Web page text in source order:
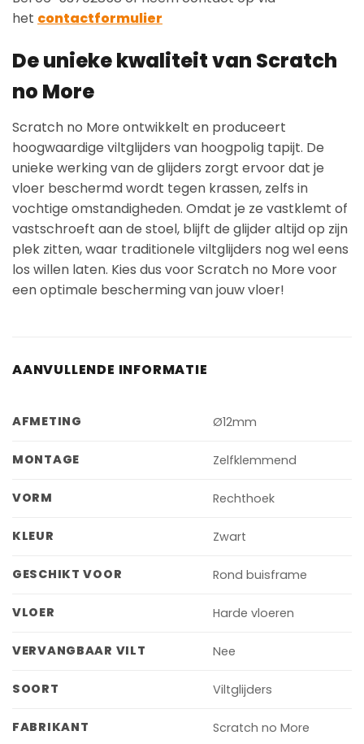
het contactformulier
De unieke kwaliteit van Scratch
no More
Scratch no More ontwikkelt en produceert
hoogwaardige viltglijders van hoogpolig tapijt. De
unieke werking van de glijders zorgt ervoor dat je
vloer beschermd wordt tegen krassen, zelfs in
vochtige omstandigheden. Omdat je ze vastklemt of
vastschroeft aan de stoel, blijft de glijder altijd op zijn
plek zitten, waar traditionele viltglijders nog wel eens
los willen laten. Kies dus voor Scratch no More voor
een optimale bescherming van jouw vloer!
AANVULLENDE INFORMATIE
AFMETING Ø12mm
MONTAGE Zelfklemmend
VORM Rechthoek
KLEUR Zwart
GESCHIKT VOOR Rond buisframe
VLOER Harde vloeren
VERVANGBAAR VILT Nee
SOORT Viltglijders
FABRIKANT Scratch no More